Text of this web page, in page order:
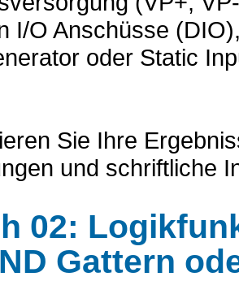
I/O Anschüsse
oder Static
Sie Ihre
und schriftliche
02:
Gattern